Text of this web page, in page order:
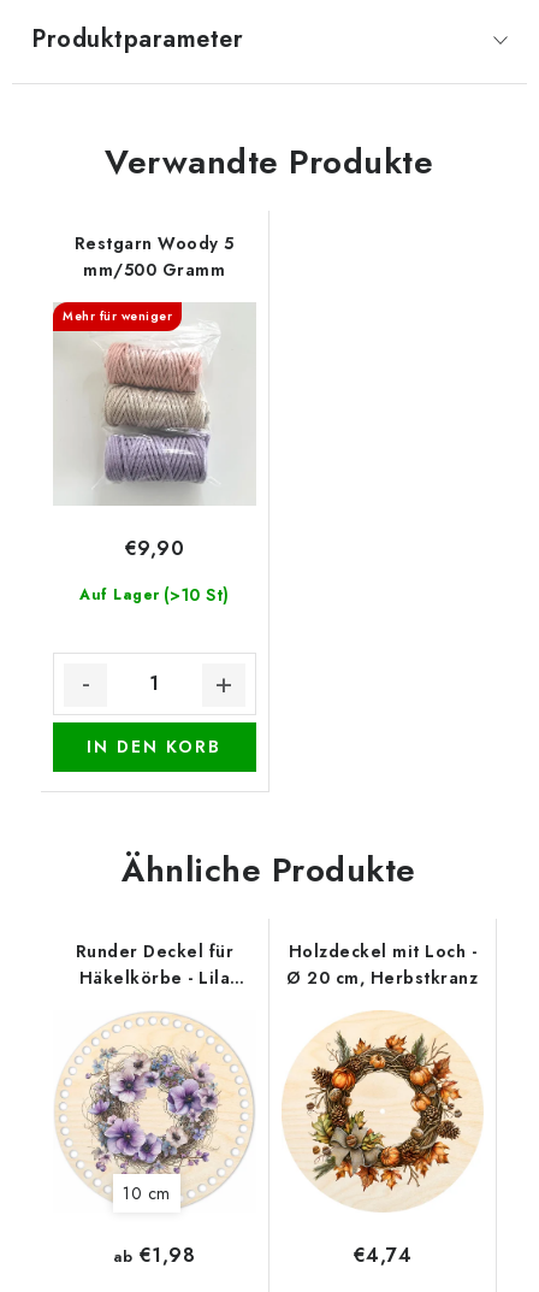
Produktparameter
Verwandte Produkte
Restgarn Woody 5
mm/500 Gramm
Mehr für weniger
Auf Lager (>10 St)
€9,90
IN DEN KORB
Ähnliche Produkte
Runder Deckel für
Häkelkörbe - Lila
10 cm
ab €1,98
Holzdeckel mit Loch -
Ø 20 cm, Herbstkranz
€4,74